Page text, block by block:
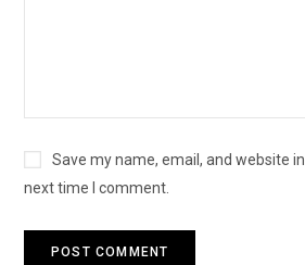
Save my name, email, and website
next time I comment.